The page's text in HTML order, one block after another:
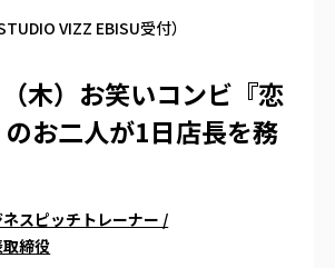
VIZZ EBISU受付）
木）お笑いコンビ『恋
お二人が1日店長を務
スピッチトレーナー /
締役